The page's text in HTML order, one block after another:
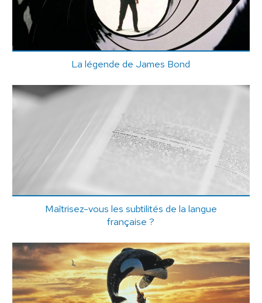
La légende de James Bond
Maîtrisez-vous les subtilités de la langue
française ?